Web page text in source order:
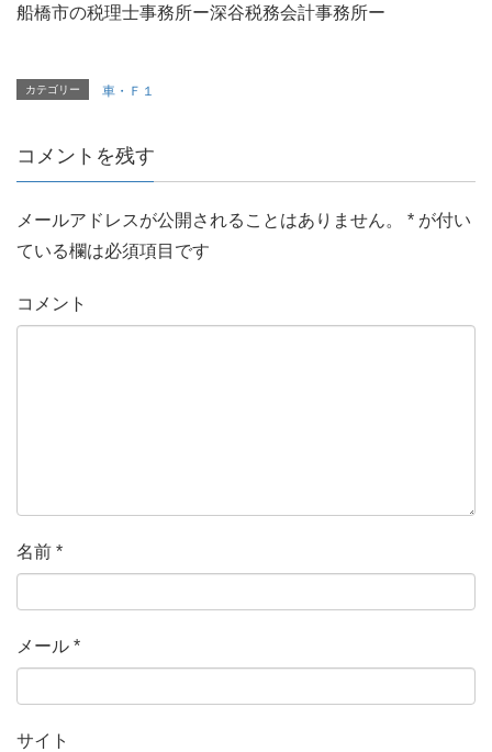
船橋市の税理士事務所ー深谷税務会計事務所ー
カテゴリー 車・Ｆ１
コメントを残す
メールアドレスが公開されることはありません。 * が付い
ている欄は必須項目です
コメント
名前 *
メール *
サイト